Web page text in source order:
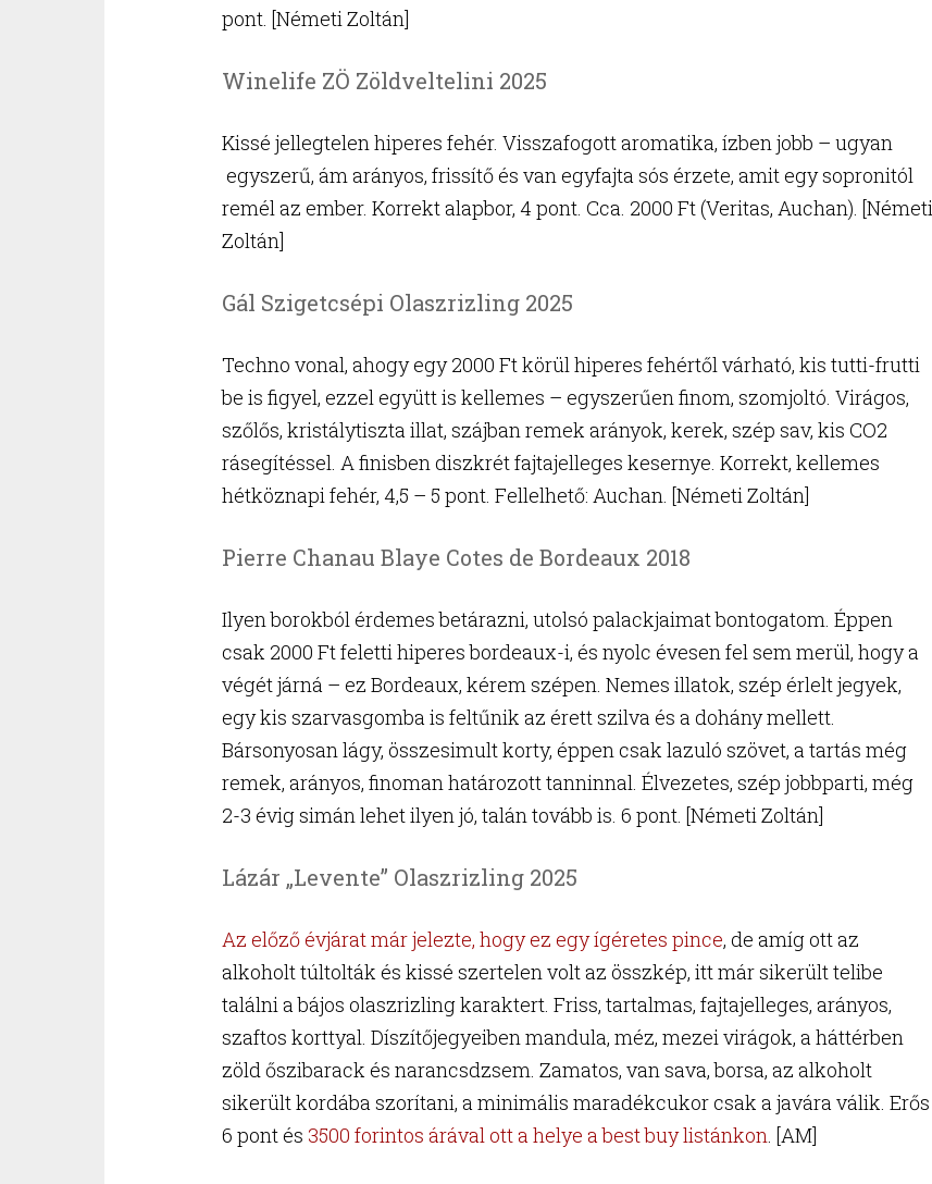
pont. [Németi Zoltán]
Winelife ZÖ Zöldveltelini 2025
Kissé jellegtelen hiperes fehér. Visszafogott aromatika, ízben jobb – ugyan
egyszerű, ám arányos, frissítő és van egyfajta sós érzete, amit egy sopronitól
remél az ember. Korrekt alapbor, 4 pont. Cca. 2000 Ft (Veritas, Auchan). [Németi
Zoltán]
Gál Szigetcsépi Olaszrizling 2025
Techno vonal, ahogy egy 2000 Ft körül hiperes fehértől várható, kis tutti-frutti
be is figyel, ezzel együtt is kellemes – egyszerűen finom, szomjoltó. Virágos,
szőlős, kristálytiszta illat, szájban remek arányok, kerek, szép sav, kis CO2
rásegítéssel. A finisben diszkrét fajtajelleges kesernye. Korrekt, kellemes
hétköznapi fehér, 4,5 – 5 pont. Fellelhető: Auchan. [Németi Zoltán]
Pierre Chanau Blaye Cotes de Bordeaux 2018
Ilyen borokból érdemes betárazni, utolsó palackjaimat bontogatom. Éppen
csak 2000 Ft feletti hiperes bordeaux-i, és nyolc évesen fel sem merül, hogy a
végét járná – ez Bordeaux, kérem szépen. Nemes illatok, szép érlelt jegyek,
egy kis szarvasgomba is feltűnik az érett szilva és a dohány mellett.
Bársonyosan lágy, összesimult korty, éppen csak lazuló szövet, a tartás még
remek, arányos, finoman határozott tanninnal. Élvezetes, szép jobbparti, még
2-3 évig simán lehet ilyen jó, talán tovább is. 6 pont. [Németi Zoltán]
Lázár „Levente” Olaszrizling 2025
Az előző évjárat már jelezte, hogy ez egy ígéretes pince, de amíg ott az
alkoholt túltolták és kissé szertelen volt az összkép, itt már sikerült telibe
találni a bájos olaszrizling karaktert. Friss, tartalmas, fajtajelleges, arányos,
szaftos korttyal. Díszítőjegyeiben mandula, méz, mezei virágok, a háttérben
zöld őszibarack és narancsdzsem. Zamatos, van sava, borsa, az alkoholt
sikerült kordába szorítani, a minimális maradékcukor csak a javára válik. Erős
6 pont és 3500 forintos árával ott a helye a best buy listánkon . [AM]